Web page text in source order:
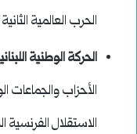
الحرب العالمية الثانية
الحركة الوطنية اللبنانية (1936-
الأحزاب والجماعات
الاستقلال الفرنسية